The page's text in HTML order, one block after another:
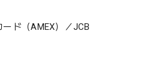
ド（AMEX）／JCB